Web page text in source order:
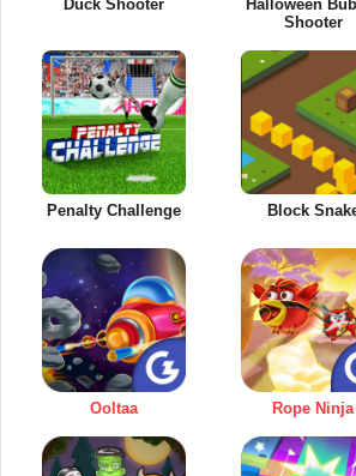
Duck Shooter
Halloween
Shooter
Penalty Challenge Block
Ooltaa Rope Ninja